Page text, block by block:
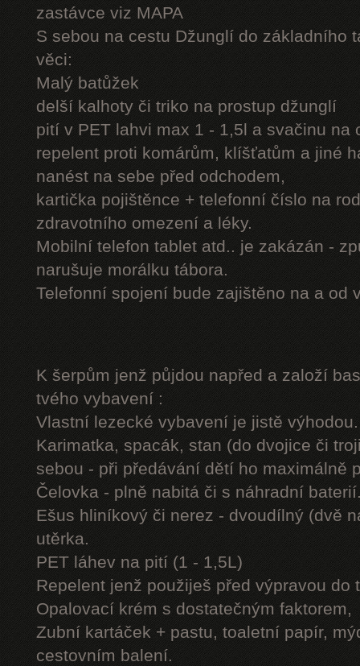
zastávce viz MAPA
S sebou na cestu Džunglí do základního
věci:
Malý batůžek
delší kalhoty či triko na prostup džunglí
pití v PET lahvi max 1 - 1,5l a svačinu na
repelent proti komárům, klíšťatům a jiné
nanést na sebe před odchodem,
kartička pojištěnce + telefonní číslo na
zdravotního omezení a léky.
Mobilní telefon tablet atd.. je zakázán -
narušuje morálku tábora.
Telefonní spojení bude zajištěno na a od
K šerpům jenž půjdou napřed a založí
tvého vybavení :
Vlastní lezecké vybavení je jistě výhodou.
Karimatka, spacák, stan (do dvojice či
sebou - při předávání dětí ho maximálně
Čelovka - plně nabitá či s náhradní
Ešus hliníkový či nerez - dvoudílný (dvě
utěrka.
PET láhev na pití (1 - 1,5L)
Repelent jenž použiješ před výpravou do
Opalovací krém s dostatečným faktorem,
Zubní kartáček + pastu, toaletní papír,
cestovním balení.